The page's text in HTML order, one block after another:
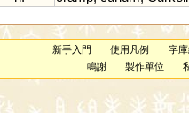
新手入門 使用凡例 字
鳴謝
製作單位